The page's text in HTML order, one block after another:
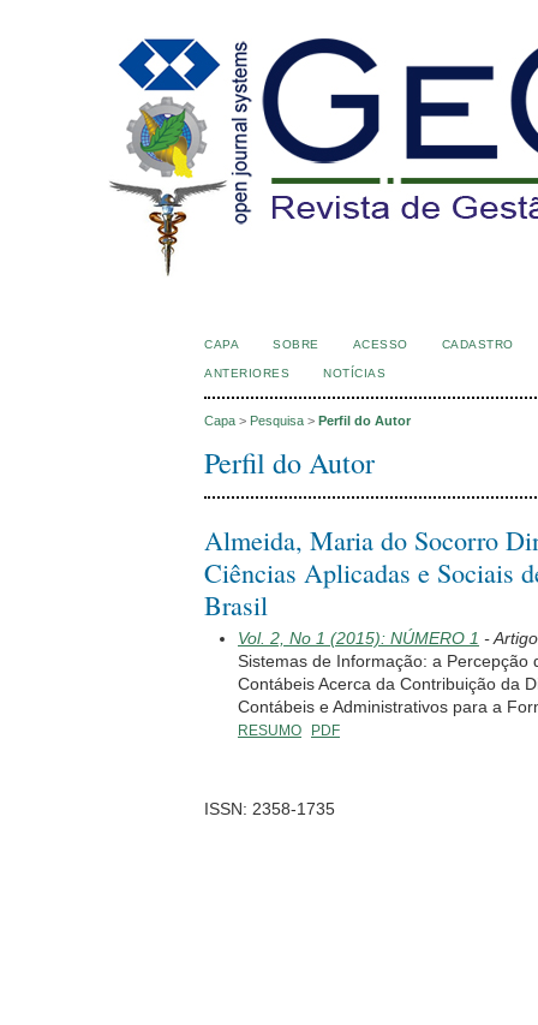
CAPA SOBRE ACESSO CADASTRO
ANTERIORES NOTÍCIAS
Capa > Pesquisa > Perfil do Autor
Perfil do Autor
Almeida, Maria do Socorro
Ciências Aplicadas e Sociais
Brasil
Vol. 2, No 1 (2015): NÚMERO 1 -
Sistemas de Informação: a Percepção
Contábeis Acerca da Contribuição da
Contábeis e Administrativos para a
RESUMO PDF
ISSN: 2358-1735